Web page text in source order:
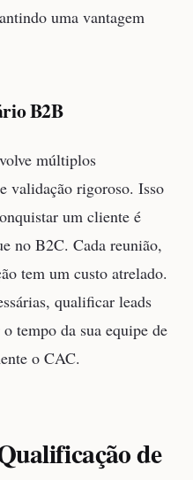
uma vantagem
B2B
múltiplos
validação rigoroso. Isso
um cliente é
no B2C. Cada reunião,
tem um custo atrelado.
qualificar leads
tempo da sua equipe de
o CAC.
de